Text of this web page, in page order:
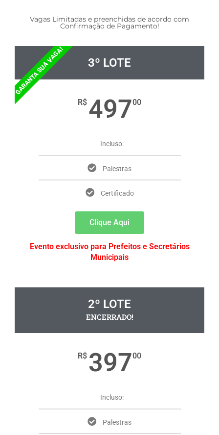
Vagas Limitadas e preenchidas de acordo com
Confirmação de Pagamento!
3º LOTE
R$ 49700
Incluso:
Palestras
Certificado
Clique Aqui
Evento exclusivo para Prefeitos e Secretários
Municipais​
GARANTA SUA VAGA!
2º LOTE
ENCERRADO!
R$ 39700
Incluso:
Palestras